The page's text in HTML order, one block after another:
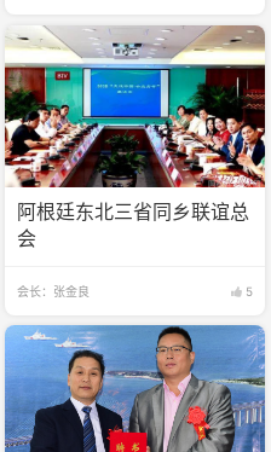
阿根廷东北三省同乡联谊总
会
会长：张金良 5